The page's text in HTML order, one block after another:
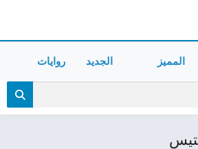
المميز الجديد روايات